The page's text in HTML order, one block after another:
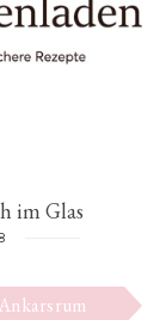
im Glas